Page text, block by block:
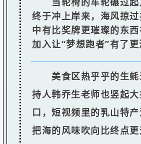
终于冲上岸来，海风掠
中有比奖牌更璀璨的东
加入让“梦想跑者”有了
美食区热乎乎的生
持人韩乔生老师也竖起
口，短视频里的乳山特产
把海的风味吹向比终点更